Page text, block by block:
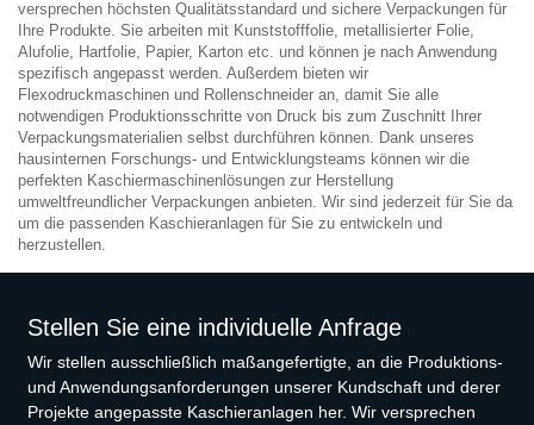
versprechen höchsten Qualitätsstandard und sichere Verpackungen für
Ihre Produkte. Sie arbeiten mit Kunststofffolie, metallisierter Folie,
Alufolie, Hartfolie, Papier, Karton etc. und können je nach Anwendung
spezifisch angepasst werden. Außerdem bieten wir
Flexodruckmaschinen und Rollenschneider an, damit Sie alle
notwendigen Produktionsschritte von Druck bis zum Zuschnitt Ihrer
Verpackungsmaterialien selbst durchführen können. Dank unseres
hausinternen Forschungs- und Entwicklungsteams können wir die
perfekten Kaschiermaschinenlösungen zur Herstellung
umweltfreundlicher Verpackungen anbieten. Wir sind jederzeit für Sie da
um die passenden Kaschieranlagen für Sie zu entwickeln und
herzustellen.
Stellen Sie eine individuelle Anfrage
Wir stellen ausschließlich maßangefertigte, an die Produktions-
und Anwendungsanforderungen unserer Kundschaft und derer
Projekte angepasste Kaschieranlagen her. Wir versprechen